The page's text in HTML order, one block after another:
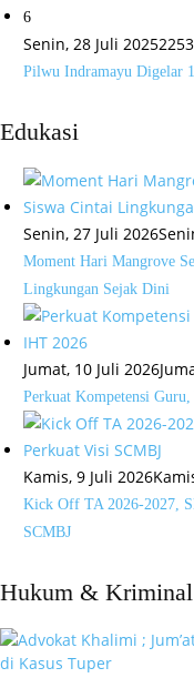
6
Senin, 28 Juli 2025
Pilwu Indramayu Digelar
Edukasi
Senin, 27 Juli 2026
Moment Hari Mangrove
Lingkungan Sejak Dini
Jumat, 10 Juli 2026
Perkuat Kompetensi
Kamis, 9 Juli 2026
Kick Off TA 2026-2027,
SCMBJ
Hukum & Kriminal